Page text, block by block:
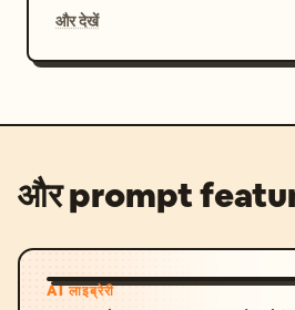
और देखें
और prompt
AI लाइब्रेरी